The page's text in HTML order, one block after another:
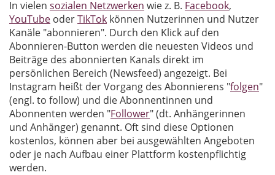
In vielen sozialen Netzwerken wie z. B. Facebook,
YouTube oderTikTok können Nutzerinnen und Nutzer
Kanäle "abonnieren". Durch den Klick auf den
Abonnieren-Button werden die neuesten Videos und
Beiträge des abonnierten Kanals direkt im
persönlichen Bereich (Newsfeed) angezeigt. Bei
Instagram heißt der Vorgang des Abonnierens "folgen"
(engl. to follow) und die Abonnentinnen und
Abonnenten werden "Follower" (dt. Anhängerinnen
und Anhänger) genannt. Oft sind diese Optionen
kostenlos, können aber bei ausgewählten Angeboten
oder je nach Aufbau einer Plattform kostenpflichtig
werden.